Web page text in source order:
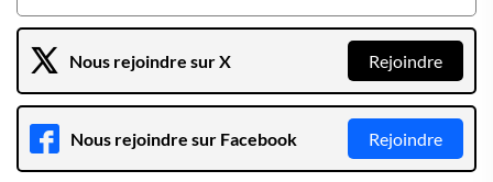
Nous rejoindre sur X Rejoindre
Nous rejoindre sur Facebook Rejoindre